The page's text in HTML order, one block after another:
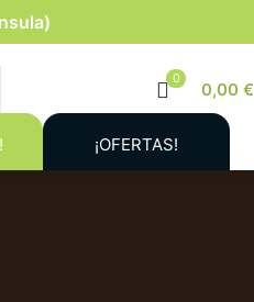
0
0,00 €
¡OFERTAS!